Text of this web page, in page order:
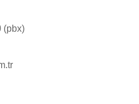
(pbx)